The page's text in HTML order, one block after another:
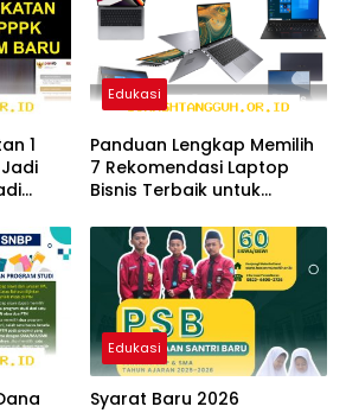
1
Edukasi
Panduan Lengkap Memilih
7 Rekomendasi Laptop
Bisnis Terbaik untuk
Edukasi
Syarat Baru 2026